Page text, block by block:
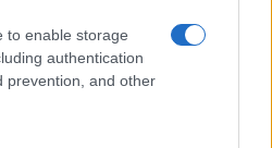
to enable storage
authentication
prevention, and other
tudnak róla
kivárni az iPhone 18 Prot
a Galaxy S26 egyik legjobb